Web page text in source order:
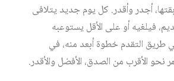
أجدر وأقدر. كل يوم جديد يتلافى
فيلغيه أو على الأقل يستوعبه
طريق التقدم خطوة أبعد منه، في
الأقرب من الصدق، الأفضل والأقدر.